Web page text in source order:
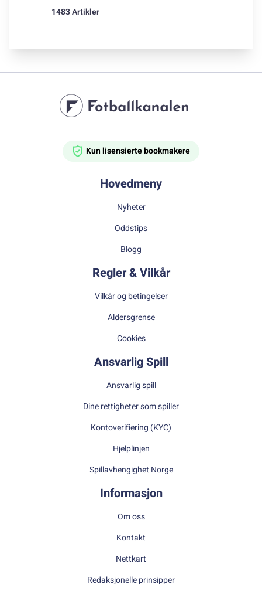
1483 Artikler
Kun lisensierte bookmakere
Hovedmeny
Nyheter
Oddstips
Blogg
Regler & Vilkår
Vilkår og betingelser
Aldersgrense
Cookies
Ansvarlig Spill
Ansvarlig spill
Dine rettigheter som spiller
Kontoverifiering (KYC)
Hjelplinjen
Spillavhengighet Norge
Informasjon
Om oss
Kontakt
Nettkart
Redaksjonelle prinsipper